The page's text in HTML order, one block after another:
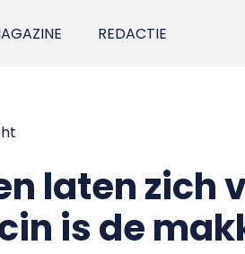
REDACTIE
laten zich
is de